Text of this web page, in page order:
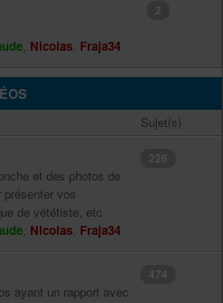
, Nicolas, Fraja34
2
Sujet(s)
et des photos de
vos
de vététiste, etc
, Nicolas, Fraja34
226
ayant un rapport avec
474